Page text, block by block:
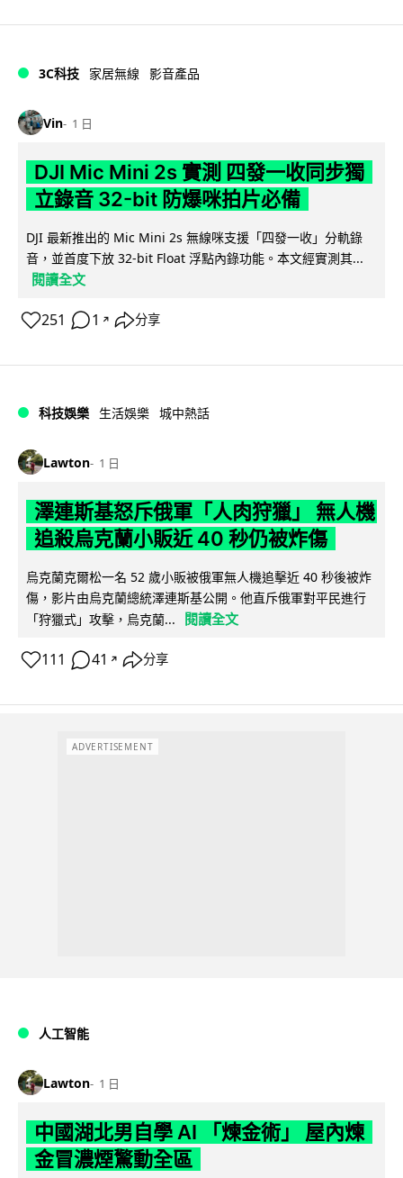
3C科技 家居無線 影音產品
Vin 1 日
DJI Mic Mini 2s 實測 四發一收同步獨
立錄音 32-bit 防爆咪拍片必備
DJI 最新推出的 Mic Mini 2s 無線咪支援「四發一收」分軌錄
音，並首度下放 32-bit Float 浮點內錄功能。本文經實測其...
閱讀全文
251 1 ↗ 分享
科技娛樂 生活娛樂 城中熱話
Lawton 1 日
澤連斯基怒斥俄軍「人肉狩獵」 無人機
追殺烏克蘭小販近 40 秒仍被炸傷
烏克蘭克爾松一名 52 歲小販被俄軍無人機追擊近 40 秒後被炸
傷，影片由烏克蘭總統澤連斯基公開。他直斥俄軍對平民進行
「狩獵式」攻擊，烏克蘭...
閱讀全文
111 41 ↗ 分享
ADVERTISEMENT
人工智能
Lawton 1 日
中國湖北男自學 AI 「煉金術」 屋內煉
金冒濃煙驚動全區